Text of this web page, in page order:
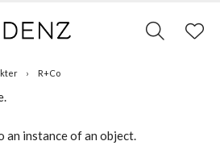
R+Co
instance of an object.